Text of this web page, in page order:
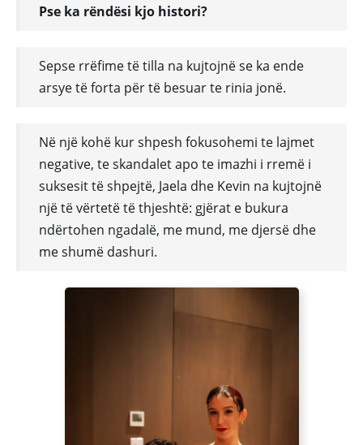
Pse ka rëndësi kjo histori?
Sepse rrëfime të tilla na kujtojnë se ka ende
arsye të forta për të besuar te rinia jonë.
Në një kohë kur shpesh fokusohemi te lajmet
negative, te skandalet apo te imazhi i rremë i
suksesit të shpejtë, Jaela dhe Kevin na kujtojnë
një të vërtetë të thjeshtë: gjërat e bukura
ndërtohen ngadalë, me mund, me djersë dhe
me shumë dashuri.